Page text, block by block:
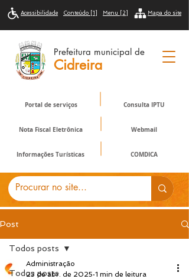
Portal de serviços Consulta IPTU
Nota Fiscal Eletrônica
Informações Turísticas COMDICA
Webmail
Acessibilidade Conteúdo [1] Menu [2] Mapa do site
Prefeitura municipal de
Cidreira
Post
Todos posts
Todos posts
Administração
23 de abr. de 2025 1 min de leitura